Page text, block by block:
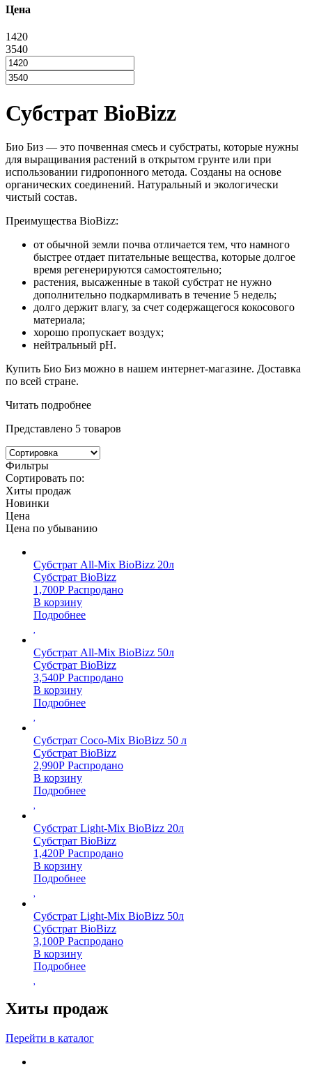
Цена
1420
3540
Субстрат BioBizz
Био Биз — это почвенная смесь и субстраты, которые нужны
для выращивания растений в открытом грунте или при
использовании гидропонного метода. Созданы на основе
органических соединений. Натуральный и экологически
чистый состав.
Преимущества BioBizz:
от обычной земли почва отличается тем, что намного
быстрее отдает питательные вещества, которые долгое
время регенерируются самостоятельно;
растения, высаженные в такой субстрат не нужно
дополнительно подкармливать в течение 5 недель;
долго держит влагу, за счет содержащегося кокосового
материала;
хорошо пропускает воздух;
нейтральный pH.
Купить Био Биз можно в нашем интернет-магазине. Доставка
по всей стране.
Читать подробнее
Представлено 5 товаров
Фильтры
Сортировать по:
Хиты продаж
Новинки
Цена
Цена по убыванию
Субстрат All-Mix BioBizz 20л
Субстрат BioBizz
1,700Р Распродано
В корзину
Подробнее
Субстрат All-Mix BioBizz 50л
Субстрат BioBizz
3,540Р Распродано
В корзину
Подробнее
Субстрат Coco-Mix BioBizz 50 л
Субстрат BioBizz
2,990Р Распродано
В корзину
Подробнее
Субстрат Light-Mix BioBizz 20л
Субстрат BioBizz
1,420Р Распродано
В корзину
Подробнее
Субстрат Light-Mix BioBizz 50л
Субстрат BioBizz
3,100Р Распродано
В корзину
Подробнее
Хиты продаж
Перейти в каталог